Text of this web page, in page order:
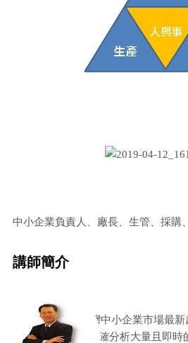
中小企業負責人、廠長、生管、採購
講師簡介
掌握台灣中小企業市場最
SOP，正確分析大量且即